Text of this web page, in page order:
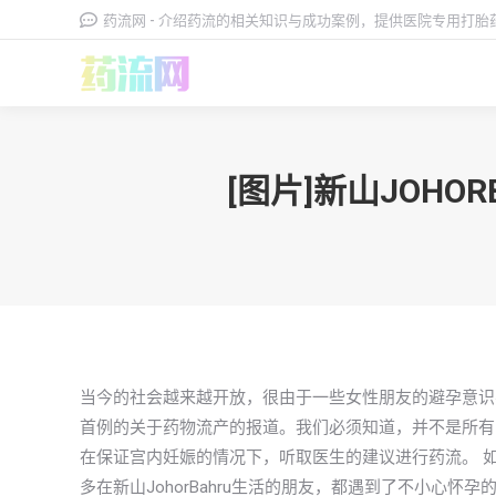
药流网 - 介绍药流的相关知识与成功案例，提供医院专用打
[图片]新山
当今的社会越来越开放，很由于一些女性朋友的避孕意
首例的关于药物流产的报道。我们必须知道，并不是所
在保证宫内妊娠的情况下，听取医生的建议进行药流。
多在新山JohorBahru生活的朋友，都遇到了不小心怀孕